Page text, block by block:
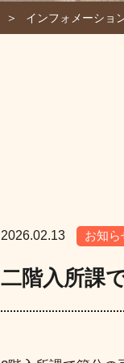
インフォメーショ
2026.02.13 お知ら
二階入所課